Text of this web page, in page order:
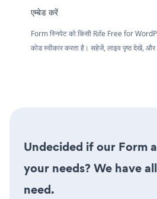
एम्बेड करें
Form स्निपेट को किसी Rife Free for
कोड स्वीकार करता है। सहेजें, लाइव पृष्ठ देखें,
Undecided if our Form
your needs? We have
need.